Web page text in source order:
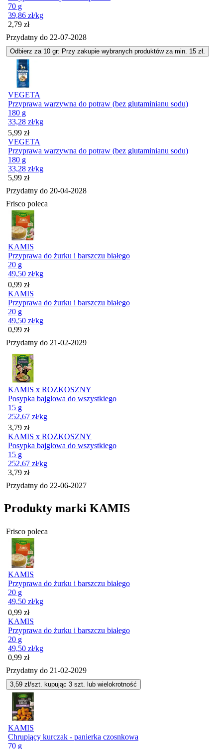
70 g
39,86 zł/kg
Cena
2,79 zł
Przydatny do 22-07-2028
Odbierz za 10 gr: Przy zakupie wybranych produktów za min. 15 zł.
VEGETA
Przyprawa warzywna do potraw (bez glutaminianu sodu)
180 g
33,28 zł/kg
Cena
5,99 zł
VEGETA
Przyprawa warzywna do potraw (bez glutaminianu sodu)
180 g
33,28 zł/kg
Cena
5,99 zł
Przydatny do 20-04-2028
Frisco poleca
KAMIS
Przyprawa do żurku i barszczu białego
20 g
49,50 zł/kg
Cena
0,99 zł
KAMIS
Przyprawa do żurku i barszczu białego
20 g
49,50 zł/kg
Cena
0,99 zł
Przydatny do 21-02-2029
KAMIS x ROZKOSZNY
Posypka bajglowa do wszystkiego
15 g
252,67 zł/kg
Cena
3,79 zł
KAMIS x ROZKOSZNY
Posypka bajglowa do wszystkiego
15 g
252,67 zł/kg
Cena
3,79 zł
Przydatny do 22-06-2027
Produkty marki KAMIS
Frisco poleca
KAMIS
Przyprawa do żurku i barszczu białego
20 g
49,50 zł/kg
Cena
0,99 zł
KAMIS
Przyprawa do żurku i barszczu białego
20 g
49,50 zł/kg
Cena
0,99 zł
Przydatny do 21-02-2029
3,59 zł/szt. kupując 3 szt. lub wielokrotność
KAMIS
Chrupiący kurczak - panierka czosnkowa
70 g